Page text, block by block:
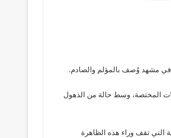
في مشهد وُصف بالمؤلم والصادم.
المختصة، وسط حالة من الذهول
التي تقف وراء هذه الظاهرة